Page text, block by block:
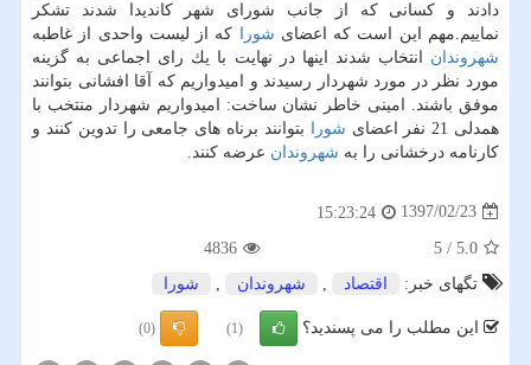
دادند و كسانی كه از جانب شورای شهر كاندیدا شدند تشكر
نماییم.مهم این است كه اعضای شورا
كه از لیست واحدی از غاطبه
شهروندان انتخاب شدند اینها در نهایت با یك رای اجماعی به گزینه
مورد نظر در مورد شهردار رسیدند و امیدواریم كه آقا افشانی بتوانند
موفق باشند. امینی خاطر نشان ساخت: امیدواریم شهردار منتخب با
همدلی 21 نفر اعضای
شورا
بتوانند برناه های جامعی را تدوین كنند و
كارنامه درخشانی را به شهروندان عرضه كنند.
1397/02/23
15:23:24
5.0
/
5
4836
تگهای خبر:
اقتصاد , شهروندان , شورا
این مطلب را می پسندید؟ (1)
(0)